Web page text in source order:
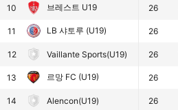
10 브레스트 U19
11 LB 샤토루 (U19)
12 Vaillante Sports(U19)
13 르망 FC (U19)
14 Alencon(U19)
26
26
26
26
26